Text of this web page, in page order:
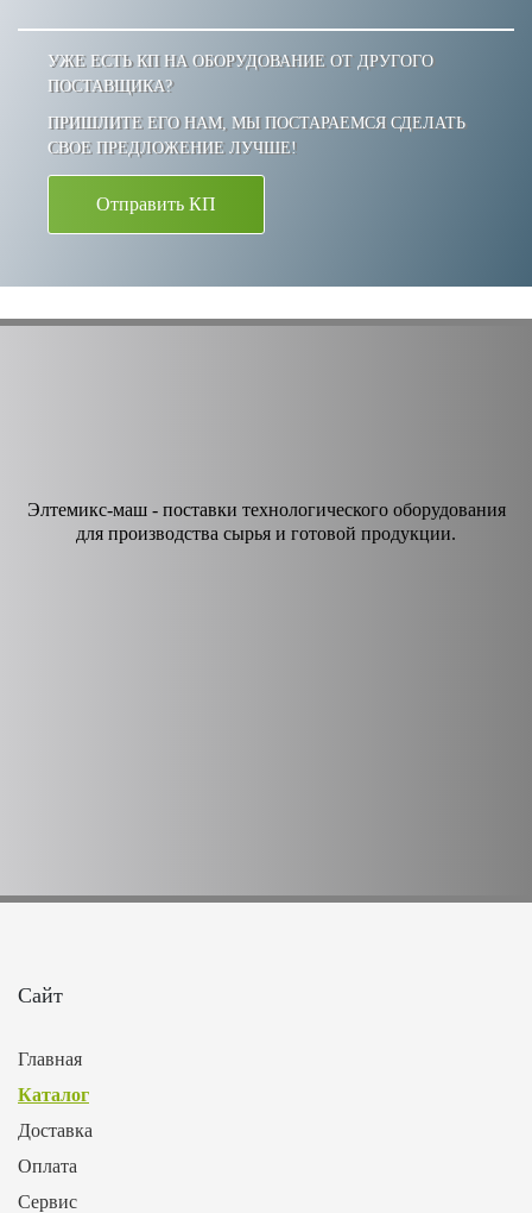
УЖЕ ЕСТЬ КП НА ОБОРУДОВАНИЕ ОТ ДРУГОГО
ПОСТАВЩИКА?
ПРИШЛИТЕ ЕГО НАМ, МЫ ПОСТАРАЕМСЯ СДЕЛАТЬ
СВОЕ ПРЕДЛОЖЕНИЕ ЛУЧШЕ!
Отправить КП
Элтемикс-маш - поставки технологического оборудования
для производства сырья и готовой продукции.
Сайт
Главная
Каталог
Доставка
Оплата
Сервис